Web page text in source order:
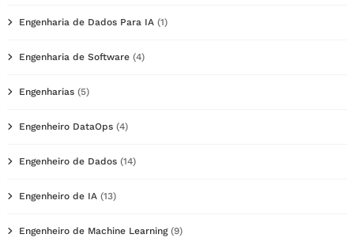
Engenharia de Dados Para IA (1)
Engenharia de Software (4)
Engenharias (5)
Engenheiro DataOps (4)
Engenheiro de Dados (14)
Engenheiro de IA (13)
Engenheiro de Machine Learning(9)